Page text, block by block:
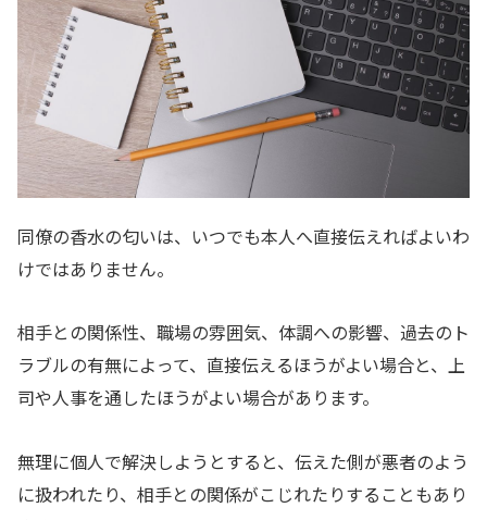
同僚の香水の匂いは、いつでも本人へ直接伝えればよいわ
けではありません。
相手との関係性、職場の雰囲気、体調への影響、過去のト
ラブルの有無によって、直接伝えるほうがよい場合と、上
司や人事を通したほうがよい場合があります。
無理に個人で解決しようとすると、伝えた側が悪者のよう
に扱われたり、相手との関係がこじれたりすることもあり